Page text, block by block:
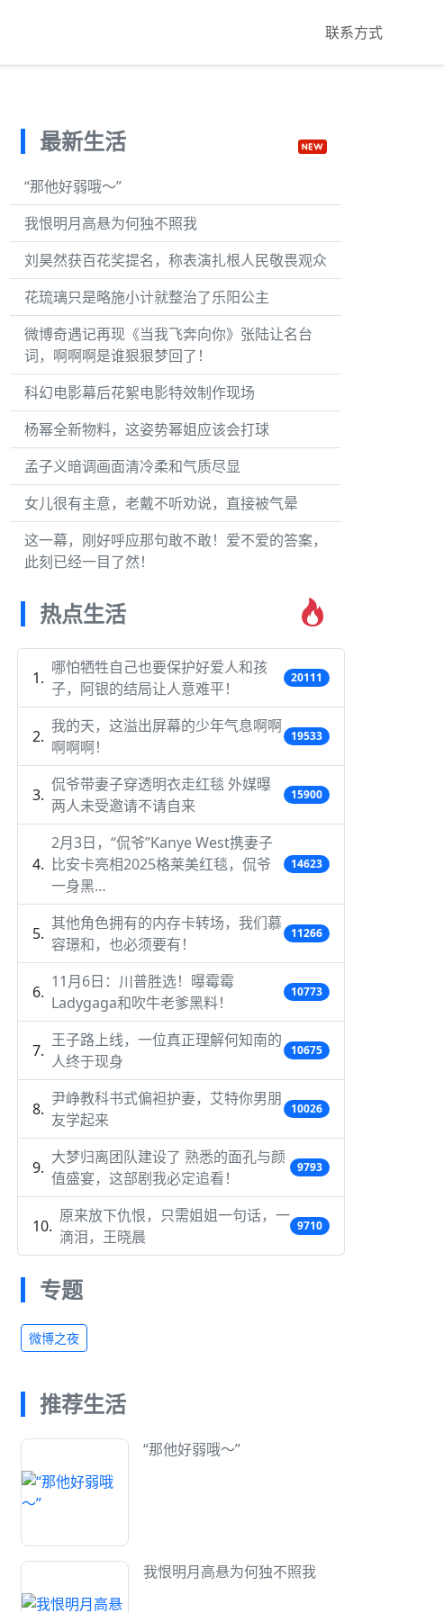
联系方式
最新生活
“那他好弱哦～”
我恨明月高悬为何独不照我
刘昊然获百花奖提名，称表演扎根人民敬畏观众
花琉璃只是略施小计就整治了乐阳公主
微博奇遇记再现《当我飞奔向你》张陆让名台
词，啊啊啊是谁狠狠梦回了！
科幻电影幕后花絮电影特效制作现场
杨幂全新物料，这姿势幂姐应该会打球
孟子义暗调画面清冷柔和气质尽显
女儿很有主意，老戴不听劝说，直接被气晕
这一幕，刚好呼应那句敢不敢！爱不爱的答案，
此刻已经一目了然！
热点生活
哪怕牺牲自己也要保护好爱人和孩
子，阿银的结局让人意难平！
20111
我的天，这溢出屏幕的少年气息啊啊
啊啊啊！
19533
侃爷带妻子穿透明衣走红毯 外媒曝
两人未受邀请不请自来
15900
2月3日，“侃爷”Kanye West携妻子
比安卡亮相2025格莱美红毯，侃爷
一身黑…
14623
其他角色拥有的内存卡转场，我们慕
容璟和，也必须要有！
11266
11月6日：川普胜选！曝霉霉
Ladygaga和吹牛老爹黑料！
10773
王子路上线，一位真正理解何知南的
人终于现身
10675
尹峥教科书式偏袒护妻，艾特你男朋
友学起来
10026
大梦归离团队建设了 熟悉的面孔与颜
值盛宴，这部剧我必定追看！
9793
原来放下仇恨，只需姐姐一句话，一
滴泪，王晓晨
9710
专题
微博之夜
推荐生活
“那他好弱哦～”
我恨明月高悬为何独不照我